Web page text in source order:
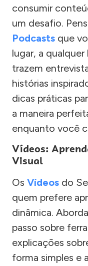
consumir
um desafio.
Podcasts que
lugar, a
trazem
histórias
dicas práticas
a maneira
enquanto você
Vídeos:
Visual
Os Vídeos do
quem prefere
dinâmica.
passo sobre
explicações
forma simples e